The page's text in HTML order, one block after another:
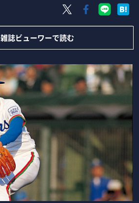
雑誌ビューワーで読む